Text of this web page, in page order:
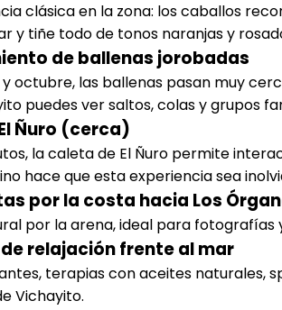
clásica en la zona: los caballos
y tiñe todo de tonos naranjas y
de ballenas jorobadas
octubre, las ballenas pasan muy
puedes ver saltos, colas y grupos
Ñuro (cerca)
la caleta de El Ñuro permite
hace que esta experiencia sea
por la costa hacia Los
por la arena, ideal para fotografías
relajación frente al mar
terapias con aceites naturales,
Vichayito.